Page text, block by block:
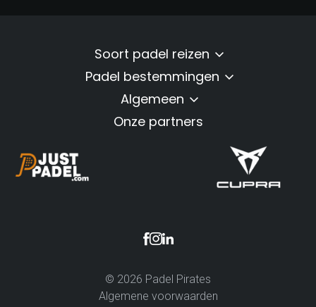
Soort padel reizen
Padel bestemmingen
Algemeen
Onze partners
© 2026 Padel Pirates
Algemene voorwaarden